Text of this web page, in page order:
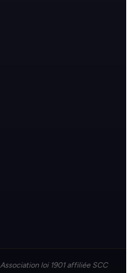
Association loi 1901 affiliée SCC